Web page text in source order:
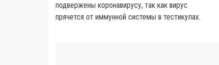
подвержены коронавирусу, так как вирус
прячется от иммунной системы в тестикулах.